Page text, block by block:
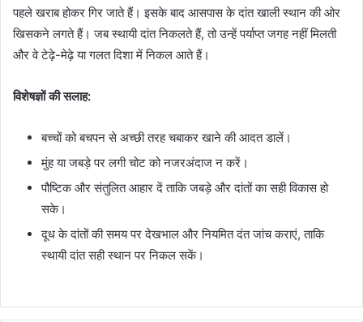
पहले खराब होकर गिर जाते हैं। इसके बाद आसपास के दांत खाली स्थान की ओर
खिसकने लगते हैं। जब स्थायी दांत निकलते हैं, तो उन्हें पर्याप्त जगह नहीं मिलती
और वे टेढ़े-मेढ़े या गलत दिशा में निकल आते हैं।
विशेषज्ञों की सलाह:
बच्चों को बचपन से अच्छी तरह चबाकर खाने की आदत डालें।
मुंह या जबड़े पर लगी चोट को नजरअंदाज न करें।
पौष्टिक और संतुलित आहार दें ताकि जबड़े और दांतों का सही विकास हो
सके।
दूध के दांतों की समय पर देखभाल और नियमित दंत जांच कराएं, ताकि
स्थायी दांत सही स्थान पर निकल सकें।